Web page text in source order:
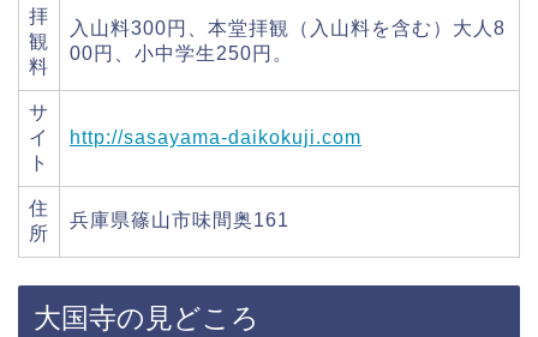
拝
観
料
入山料300円、本堂拝観（入山料を含む）大人8
00円、小中学生250円。
サ
イ
ト
http://sasayama-daikokuji.com
住
所
兵庫県篠山市味間奥161
大国寺の見どころ